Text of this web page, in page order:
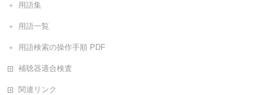
用語集
用語一覧
用語検索の操作手順 PDF
補聴器適合検査
関連リンク